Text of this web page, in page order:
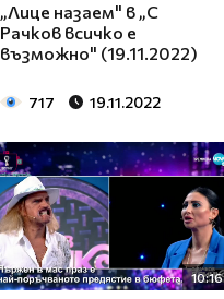
„Лице назаем" в „С
Рачков всичко е
възможно" (19.11.2022)
717 19.11.2022
10:16